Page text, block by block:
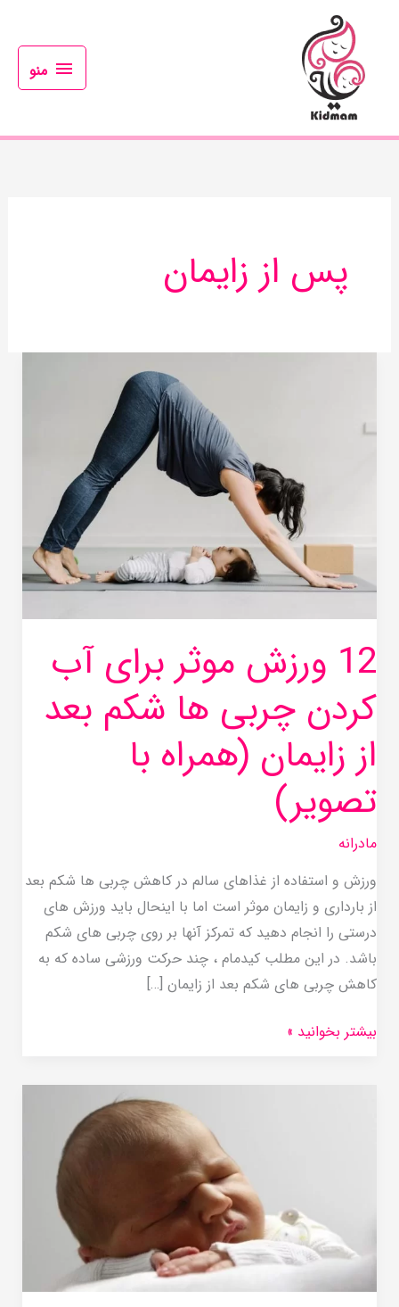
منو
پس از زایمان
12 ورزش موثر برای آب
کردن چربی ها شکم بعد
از زایمان (همراه با
تصویر)
مادرانه
ورزش و استفاده از غذاهای سالم در کاهش چربی ها شکم بعد
از بارداری و زایمان موثر است اما با اینحال باید ورزش های
درستی را انجام دهید که تمرکز آنها بر روی چربی های شکم
باشد. در این مطلب کیدمام ، چند حرکت ورزشی ساده که به
کاهش چربی های شکم بعد از زایمان […]
برای
شکم
بعد
از
زایمان
(همراه
با
تصویر)
بیشتر بخوانید »